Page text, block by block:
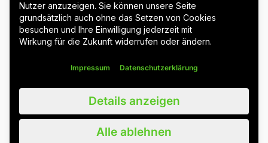
Wuppertal Stuttgart & Umgebung
Wir schätzen alle unsere Kunden, Nutzer und Leser, egal ob weiblich,
männlich, divers oder nicht-binär. Der Lesbarkeit halber verzichten wir
Maskulinum. Wir sprechen damit ausdrücklich alle an. Bitte beachten
Sie außerdem, dass wir Zitate zum besseren, sprachlichen Verständnis
Nutzer anzuzeigen. Sie können unsere Seite
grundsätzlich auch ohne das Setzen von Cookies
besuchen und Ihre Einwilligung jederzeit mit
Wirkung für die Zukunft widerrufen oder ändern.
Impressum Datenschutzerklärung
Details anzeigen
Alle ablehnen